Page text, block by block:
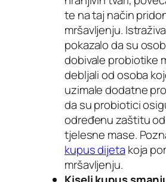
te na taj način
mršavljenju.
pokazalo da su
dobivale probiotike
debljali od osoba
uzimale dodatne
da su probiotici
određenu zaštitu
tjelesne mase.
kupus dijeta koja
mršavljenju.